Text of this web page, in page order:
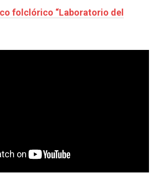
folclórico “Laboratorio del